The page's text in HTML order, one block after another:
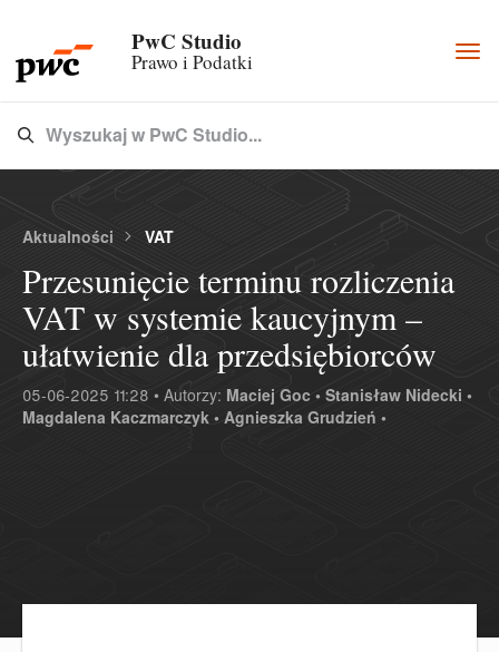
PwC Studio
Prawo i Podatki
Type 3 or more characters for results.
Wyszukaj w PwC Studio...
Aktualności VAT
Przesunięcie terminu rozliczenia
VAT w systemie kaucyjnym –
ułatwienie dla przedsiębiorców
05-06-2025 11:28 • Autorzy: Maciej Goc • Stanisław Nidecki •
Magdalena Kaczmarczyk • Agnieszka Grudzień •